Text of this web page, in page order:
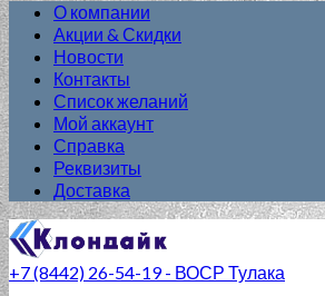
О компании
Акции & Скидки
Новости
Контакты
Список желаний
Мой аккаунт
Справка
Реквизиты
Доставка
+7 (8442) 26-54-19 - ВОСР Тулака